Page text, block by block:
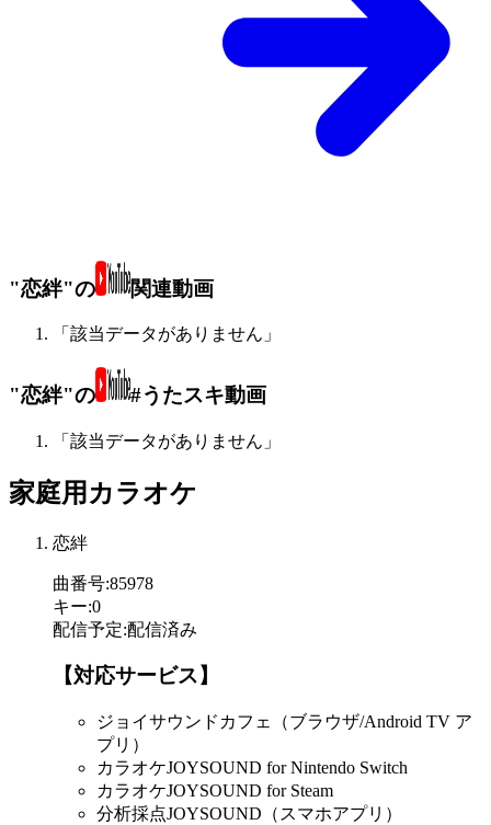
"恋絆"の 関連動画
「該当データがありません」
"恋絆"の #うたスキ動画
「該当データがありません」
家庭用カラオケ
恋絆
曲番号:85978
キー:0
配信予定:配信済み
【対応サービス】
ジョイサウンドカフェ（ブラウザ/Android TV ア
プリ）
カラオケJOYSOUND for Nintendo Switch
カラオケJOYSOUND for Steam
分析採点JOYSOUND（スマホアプリ）